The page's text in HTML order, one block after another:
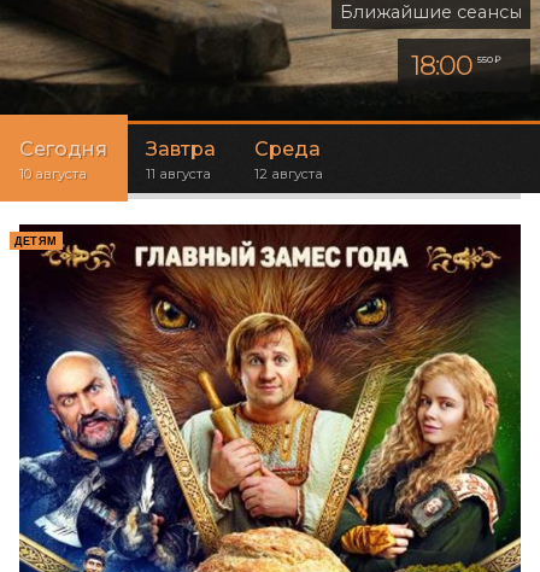
Ближайшие сеансы
18:00 550 ₽
Сегодня
10 августа
Завтра
11 августа
Среда
12 августа
ДЕТЯМ